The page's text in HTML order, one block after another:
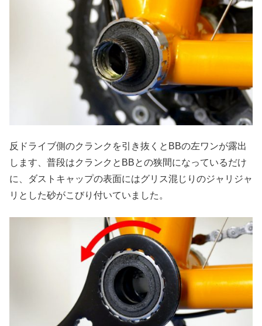
反ドライブ側のクランクを引き抜くとBBの左ワンが露出
します、普段はクランクとBBとの狭間になっているだけ
に、ダストキャップの表面にはグリス混じりのジャリジャ
リとした砂がこびり付いていました。